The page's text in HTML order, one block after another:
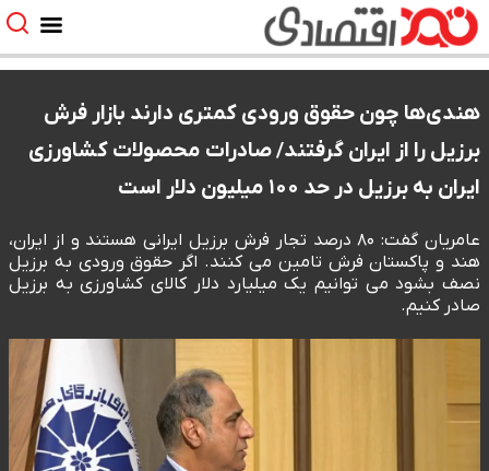
هندی‌ها چون حقوق ورودی کمتری دارند بازار فرش
برزیل را از ایران گرفتند/ صادرات محصولات کشاورزی
ایران به برزیل در حد ۱۰۰ میلیون دلار است
عامریان گفت: ۸۰ درصد تجار فرش برزیل ایرانی هستند و از ایران،
هند و پاکستان فرش تامین می کنند. اگر حقوق ورودی به برزیل
نصف بشود می توانیم یک میلیارد دلار کالای کشاورزی به برزیل
صادر کنیم.